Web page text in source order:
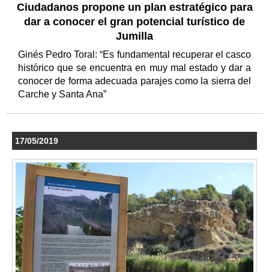
Ciudadanos propone un plan estratégico para
dar a conocer el gran potencial turístico de
Jumilla
Ginés Pedro Toral: “Es fundamental recuperar el casco
histórico que se encuentra en muy mal estado y dar a
conocer de forma adecuada parajes como la sierra del
Carche y Santa Ana”
17/05/2019